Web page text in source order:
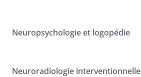
Neuropsychologie et logopédie
Neuroradiologie interventionnelle